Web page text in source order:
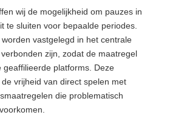
wij de mogelijkheid om pauzes in
te sluiten voor bepaalde periodes.
vastgelegd in het centrale
zijn, zodat de maatregel
geaffilieerde platforms. Deze
vrijheid van direct spelen met
die problematisch